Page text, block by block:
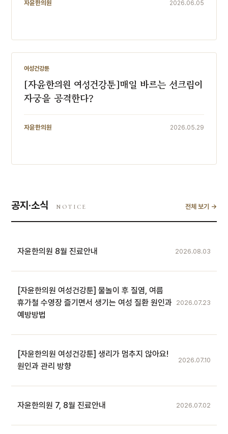
자윤한의원 2026.06.05
여성건강툰
여성건강툰
[자윤한의원 여성건강툰]매일 바르는 선크림이
자궁을 공격한다?
자윤한의원 2026.05.29
공지·소식 NOTICE 전체 보기 →
자윤한의원 8월 진료안내 2026.08.03
[자윤한의원 여성건강툰] 물놀이 후 질염, 여름
휴가철 수영장 즐기면서 생기는 여성 질환 원인과
예방방법
2026.07.23
[자윤한의원 여성건강툰] 생리가 멈추지 않아요!
원인과 관리 방향
2026.07.10
자윤한의원 7, 8월 진료안내 2026.07.02